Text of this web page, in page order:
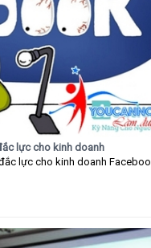
lực cho kinh doanh
lực cho kinh doanh